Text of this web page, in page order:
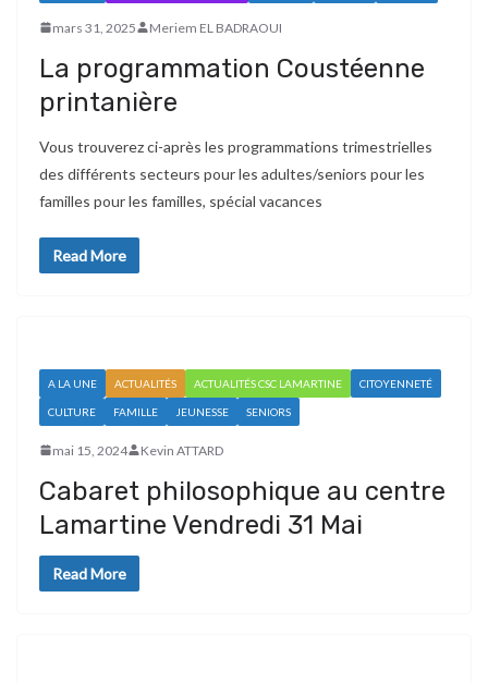
mars 31, 2025 Meriem EL BADRAOUI
La programmation Coustéenne
printanière
Vous trouverez ci-après les programmations trimestrielles
des différents secteurs pour les adultes/seniors pour les
familles pour les familles, spécial vacances
Read More
A LA UNE ACTUALITÉS ACTUALITÉS CSC LAMARTINE CITOYENNETÉ
CULTURE FAMILLE JEUNESSE SENIORS
mai 15, 2024 Kevin ATTARD
Cabaret philosophique au centre
Lamartine Vendredi 31 Mai
Read More